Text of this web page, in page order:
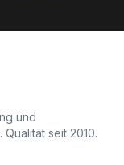
und
seit 2010.